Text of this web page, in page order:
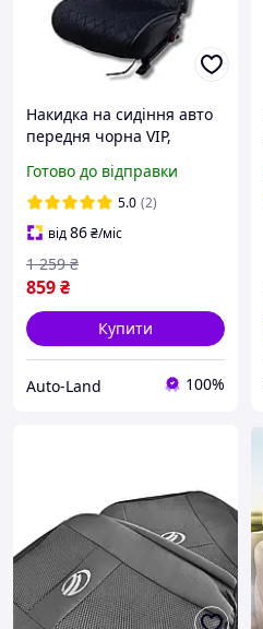
Накидка на сидіння авто
передня чорна VIP,
універсальна
Готово до відправки
5.0 (2)
від86₴/міс
859₴
1 259 ₴
Купити
Auto-Land 100%